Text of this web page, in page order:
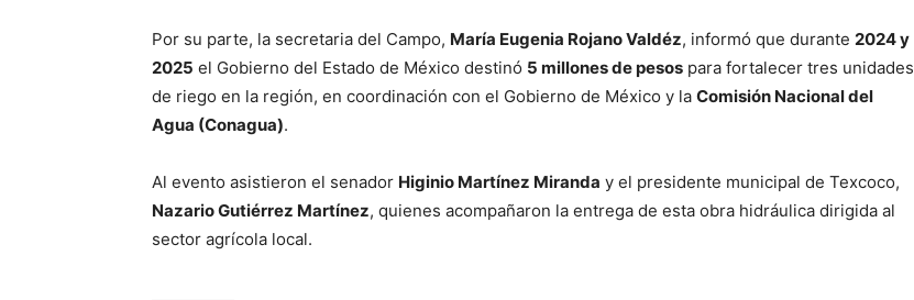
Por su parte, la secretaria del Campo, María Eugenia Rojano Valdéz, informó que durante 2024 y
2025 el Gobierno del Estado de México destinó 5 millones de pesos para fortalecer tres unidades
de riego en la región, en coordinación con el Gobierno de México y la Comisión Nacional del
Agua (Conagua).
Al evento asistieron el senador Higinio Martínez Miranda y el presidente municipal de Texcoco,
Nazario Gutiérrez Martínez, quienes acompañaron la entrega de esta obra hidráulica dirigida al
sector agrícola local.